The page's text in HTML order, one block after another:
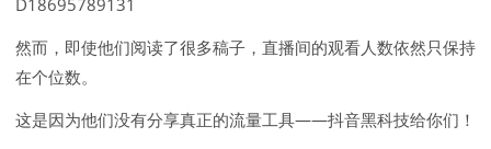
然而，即使他们阅读了很多稿子，直播间的观看人数依然只保持
在个位数。
这是因为他们没有分享真正的流量工具——抖音黑科技给你们！